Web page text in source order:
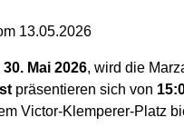
13.05.2026
Mai 2026, wird die
präsentieren sich von
Victor-Klemperer-Platz